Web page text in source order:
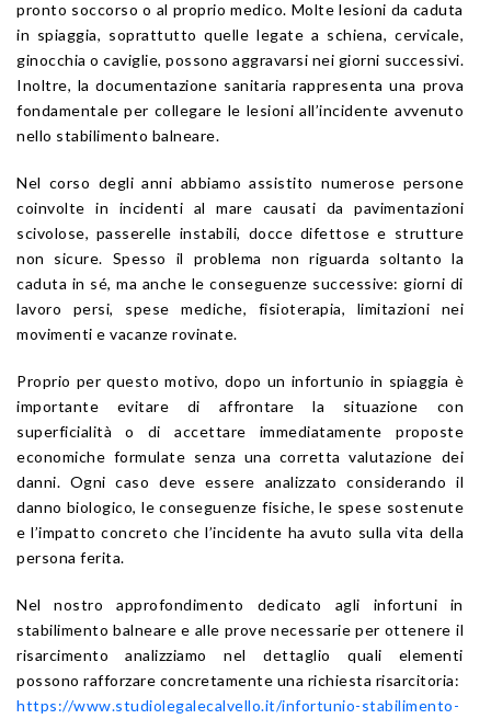
pronto soccorso o al proprio medico. Molte lesioni da caduta
in spiaggia, soprattutto quelle legate a schiena, cervicale,
ginocchia o caviglie, possono aggravarsi nei giorni successivi.
Inoltre, la documentazione sanitaria rappresenta una prova
fondamentale per collegare le lesioni all’incidente avvenuto
nello stabilimento balneare.
Nel corso degli anni abbiamo assistito numerose persone
coinvolte in incidenti al mare causati da pavimentazioni
scivolose, passerelle instabili, docce difettose e strutture
non sicure. Spesso il problema non riguarda soltanto la
caduta in sé, ma anche le conseguenze successive: giorni di
lavoro persi, spese mediche, fisioterapia, limitazioni nei
movimenti e vacanze rovinate.
Proprio per questo motivo, dopo un infortunio in spiaggia è
importante evitare di affrontare la situazione con
superficialità o di accettare immediatamente proposte
economiche formulate senza una corretta valutazione dei
danni. Ogni caso deve essere analizzato considerando il
danno biologico, le conseguenze fisiche, le spese sostenute
e l’impatto concreto che l’incidente ha avuto sulla vita della
persona ferita.
Nel nostro approfondimento dedicato agli infortuni in
stabilimento balneare e alle prove necessarie per ottenere il
risarcimento analizziamo nel dettaglio quali elementi
possono rafforzare concretamente una richiesta risarcitoria:
https://www.studiolegalecalvello.it/infortunio-stabilimento-